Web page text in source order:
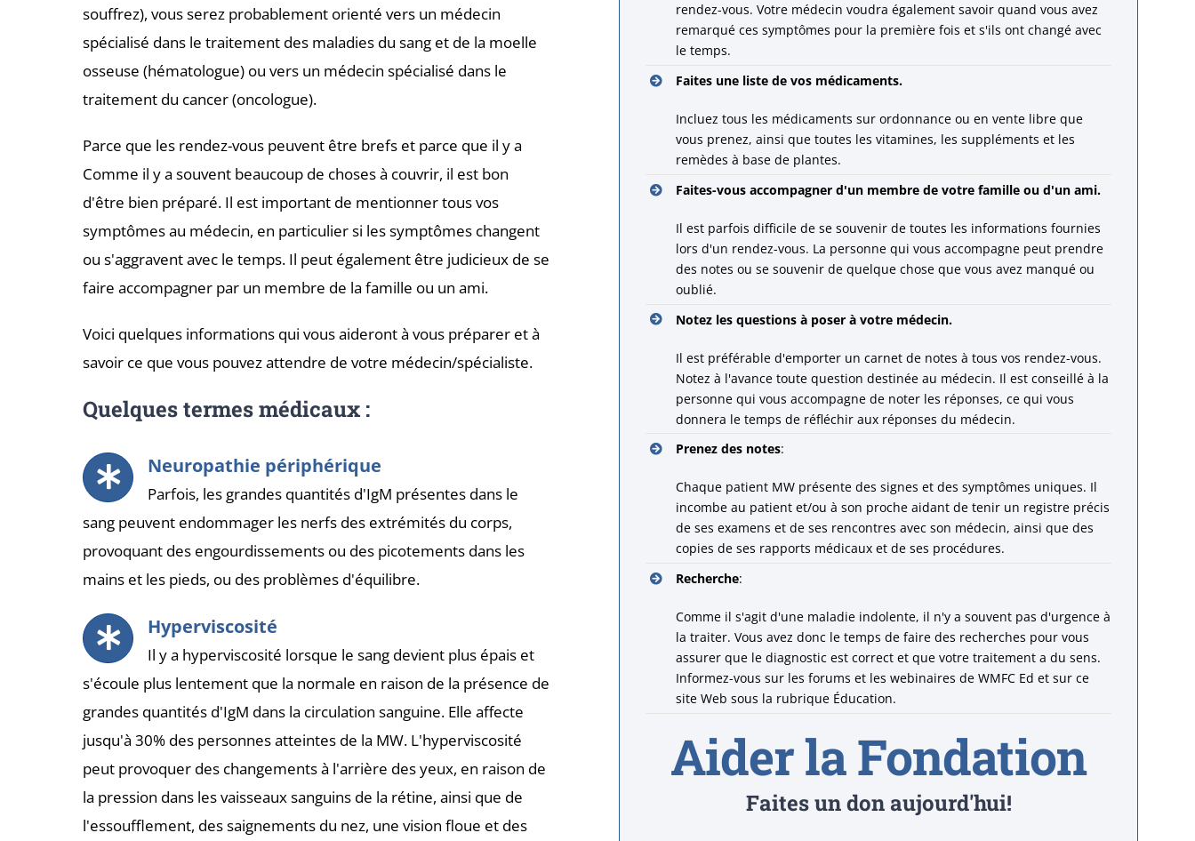
souffrez), vous serez probablement orienté vers un médecin
spécialisé dans le traitement des maladies du sang et de la moelle
osseuse (hématologue) ou vers un médecin spécialisé dans le
traitement du cancer (oncologue).
Parce que les rendez-vous peuvent être brefs et parce que il y a
Comme il y a souvent beaucoup de choses à couvrir, il est bon
d'être bien préparé. Il est important de mentionner tous vos
symptômes au médecin, en particulier si les symptômes changent
ou s'aggravent avec le temps. Il peut également être judicieux de se
faire accompagner par un membre de la famille ou un ami.
Voici quelques informations qui vous aideront à vous préparer et à
savoir ce que vous pouvez attendre de votre médecin/spécialiste.
Quelques termes médicaux :
Neuropathie périphérique
Parfois, les grandes quantités d'IgM présentes dans le
sang peuvent endommager les nerfs des extrémités du corps,
provoquant des engourdissements ou des picotements dans les
mains et les pieds, ou des problèmes d'équilibre.
Hyperviscosité
Il y a hyperviscosité lorsque le sang devient plus épais et
s'écoule plus lentement que la normale en raison de la présence de
grandes quantités d'IgM dans la circulation sanguine. Elle affecte
jusqu'à 30% des personnes atteintes de la MW. L'hyperviscosité
peut provoquer des changements à l'arrière des yeux, en raison de
la pression dans les vaisseaux sanguins de la rétine, ainsi que de
l'essoufflement, des saignements du nez, une vision floue et des
rendez-vous. Votre médecin voudra également savoir quand vous avez
remarqué ces symptômes pour la première fois et s'ils ont changé avec
le temps.
Faites une liste de vos médicaments.
Incluez tous les médicaments sur ordonnance ou en vente libre que
vous prenez, ainsi que toutes les vitamines, les suppléments et les
remèdes à base de plantes.
Faites-vous accompagner d'un membre de votre famille ou d'un ami.
Il est parfois difficile de se souvenir de toutes les informations fournies
lors d'un rendez-vous. La personne qui vous accompagne peut prendre
des notes ou se souvenir de quelque chose que vous avez manqué ou
oublié.
Notez les questions à poser à votre médecin.
Il est préférable d'emporter un carnet de notes à tous vos rendez-vous.
Notez à l'avance toute question destinée au médecin. Il est conseillé à la
personne qui vous accompagne de noter les réponses, ce qui vous
donnera le temps de réfléchir aux réponses du médecin.
Prenez des notes:
Chaque patient MW présente des signes et des symptômes uniques. Il
incombe au patient et/ou à son proche aidant de tenir un registre précis
de ses examens et de ses rencontres avec son médecin, ainsi que des
copies de ses rapports médicaux et de ses procédures.
Recherche:
Comme il s'agit d'une maladie indolente, il n'y a souvent pas d'urgence à
la traiter. Vous avez donc le temps de faire des recherches pour vous
assurer que le diagnostic est correct et que votre traitement a du sens.
Informez-vous sur les forums et les webinaires de WMFC Ed et sur ce
site Web sous la rubrique Éducation.
Aider la Fondation
Faites un don aujourd'hui!